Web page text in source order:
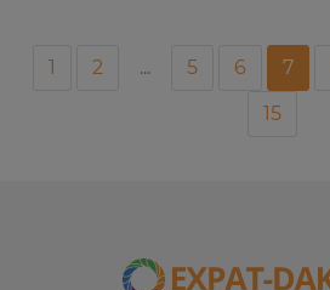
1 2 ... 5 6 7
15